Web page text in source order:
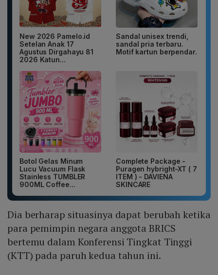
New 2026 Pamelo.id
Setelan Anak 17
Agustus Dirgahayu 81
2026 Katun...
Sandal unisex trendi,
sandal pria terbaru.
Motif kartun berpendar.
Botol Gelas Minum
Lucu Vacuum Flask
Stainless TUMBLER
900ML Coffee...
Complete Package -
Puragen hybright-XT ( 7
ITEM ) - DAVIENA
SKINCARE
Dia berharap situasinya dapat berubah ketika
para pemimpin negara anggota BRICS
bertemu dalam Konferensi Tingkat Tinggi
(KTT) pada paruh kedua tahun ini.